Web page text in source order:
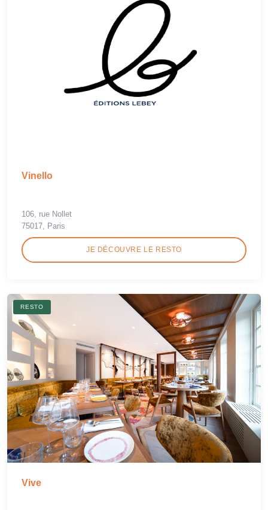
Vinello
106, rue Nollet
75017, Paris
JE DÉCOUVRE LE RESTO
RESTO
Vive